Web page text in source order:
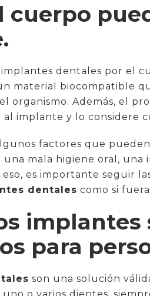
cuerpo
dentales por el
material biocompatible
organismo. Además, el
al implante y lo considere
factores que
mala higiene oral, una
eso, es importante seguir
dentales como si
implantes
para
son una solución